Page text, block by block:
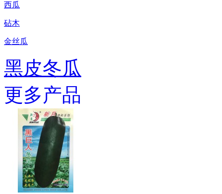
西瓜
砧木
金丝瓜
黑皮冬瓜
更多产品